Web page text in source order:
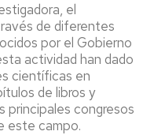
el
de diferentes
por el Gobierno
actividad han dado
científicas en
de libros y
principales congresos
este campo.